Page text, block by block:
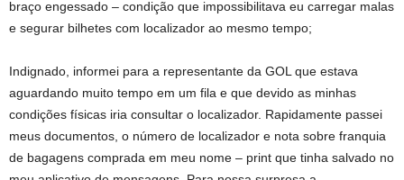
braço engessado – condição que impossibilitava eu carregar malas
e segurar bilhetes com localizador ao mesmo tempo;
Indignado, informei para a representante da GOL que estava
aguardando muito tempo em um fila e que devido as minhas
condições físicas iria consultar o localizador. Rapidamente passei
meus documentos, o número de localizador e nota sobre franquia
de bagagens comprada em meu nome – print que tinha salvado no